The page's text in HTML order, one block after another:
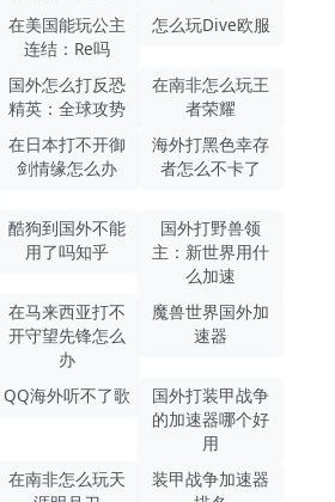
在美国能玩公主
连结：Re吗
怎么玩Dive欧服
国外怎么打反恐
精英：全球攻势
在南非怎么玩王
者荣耀
在日本打不开御
剑情缘怎么办
海外打黑色幸存
者怎么不卡了
酷狗到国外不能
用了吗知乎
国外打野兽领
主：新世界用什
么加速
在马来西亚打不
开守望先锋怎么
办
魔兽世界国外加
速器
QQ海外听不了歌
国外打装甲战争
的加速器哪个好
用
在南非怎么玩天
装甲战争加速器